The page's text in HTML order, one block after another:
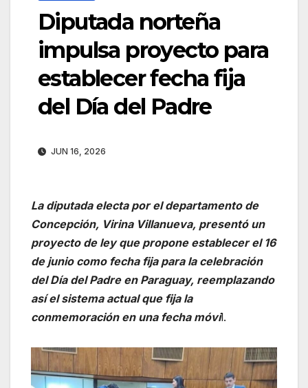
Diputada norteña
impulsa proyecto para
establecer fecha fija
del Día del Padre
JUN 16, 2026
La diputada electa por el departamento de
Concepción, Virina Villanueva, presentó un
proyecto de ley que propone establecer el 16
de junio como fecha fija para la celebración
del Día del Padre en Paraguay, reemplazando
así el sistema actual que fija la
conmemoración en una fecha móvil.